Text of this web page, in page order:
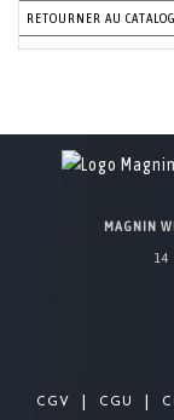
RETOURNER AU
MAGNIN
14
CGV CGU